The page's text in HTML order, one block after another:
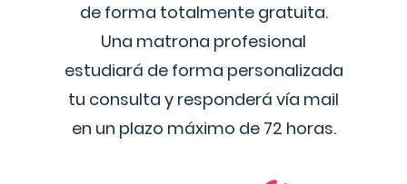
de forma totalmente gratuita.
Una matrona profesional
estudiará de forma personalizada
tu consulta y responderá vía mail
en un plazo máximo de 72 horas.